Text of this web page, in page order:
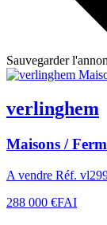
Sauvegarder
verlinghem
Maisons /
A vendre Réf.
288 000 €FAI